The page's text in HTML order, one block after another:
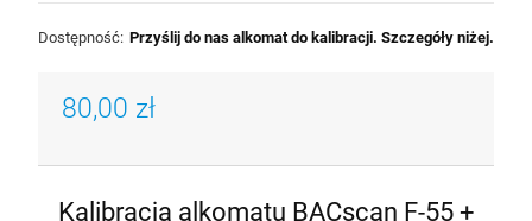
Dostępność: Przyślij do nas alkomat do kalibracji. Szczegóły niżej.
80,00 zł
Kalibracja alkomatu BACscan F-55 +